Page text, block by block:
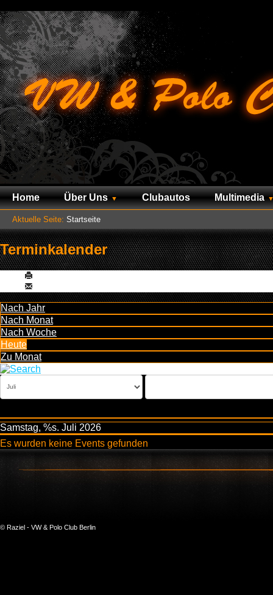
Home Über Uns Clubautos Multimedia
Aktuelle Seite: Startseite
Terminkalender
Nach Jahr
Nach Monat
Nach Woche
Heute
Zu Monat
Samstag, %s. Juli 2026
Es wurden keine Events gefunden
© Raziel - VW & Polo Club Berlin